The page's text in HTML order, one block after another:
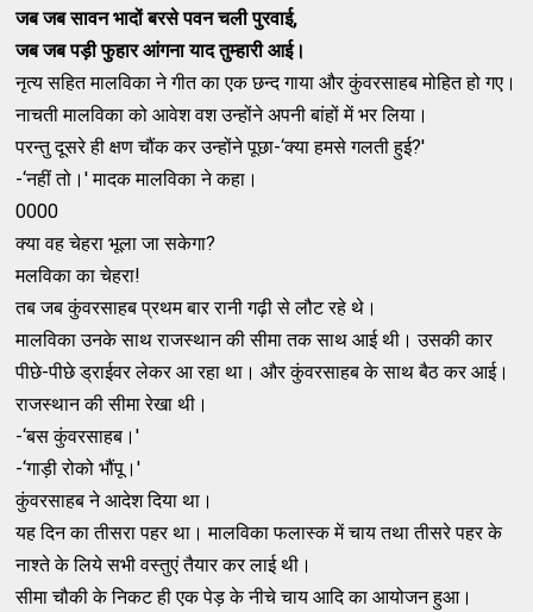
जब जब सावन भादों बरसे पवन चली पुरवाई,
जब जब पड़ी फुहार आंगना याद तुम्‍हारी आई।
नृत्‍य सहित मालविका ने गीत का एक छन्‍द गाया और कुंवरसाहब मोहित हो गए।
नाचती मालविका को आवेश वश उन्‍होंने अपनी बांहों में भर लिया।
परन्‍तु दूसरे ही क्षण चौंक कर उन्‍होंने पूछा-‘क्‍या हमसे गलती हुई?'
-‘नहीं तो।' मादक मालविका ने कहा।
0000
क्‍या वह चेहरा भूला जा सकेगा?
मलविका का चेहरा!
तब जब कुंवरसाहब प्रथम बार रानी गढ़ी से लौट रहे थे।
मालविका उनके साथ राजस्‍थान की सीमा तक साथ आई थी। उसकी कार
पीछे-पीछे ड्राईवर लेकर आ रहा था। और कुंवरसाहब के साथ बैठ कर आई।
राजस्‍थान की सीमा रेखा थी।
-‘बस कुंवरसाहब।'
-‘गाड़ी रोको भौंपू।'
कुंवरसाहब ने आदेश दिया था।
यह दिन का तीसरा पहर था। मालविका फलास्‍क में चाय तथा तीसरे पहर के
नाश्‍ते के लिये सभी वस्‍तुएं तैयार कर लाई थी।
सीमा चौकी के निकट ही एक पेड़ के नीचे चाय आदि का आयोजन हुआ।